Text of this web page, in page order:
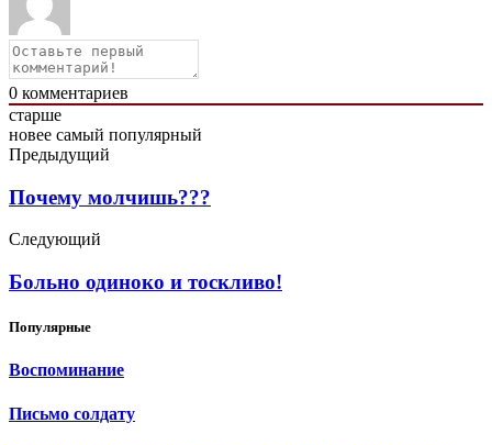
0 комментариев
старше
новее самый популярный
Предыдущий
Почему молчишь???
Следующий
Больно одиноко и тоскливо!
Популярные
Воспоминание
Письмо солдату